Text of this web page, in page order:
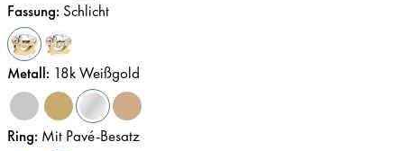
Fassung: Schlicht
Metall: 18k Weißgold
Ring: Mit Pavé-Besatz